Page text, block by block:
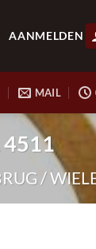
AANMELDEN
MAIL
4511
/